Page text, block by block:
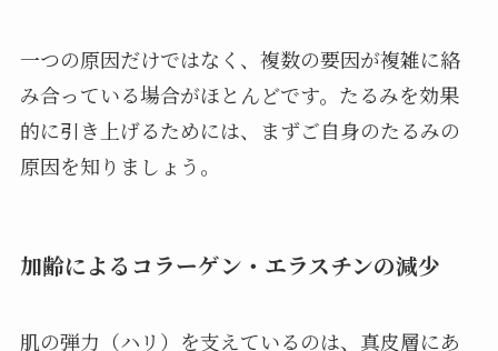
一つの原因だけではなく、複数の要因が複雑に絡
み合っている場合がほとんどです。たるみを効果
的に引き上げるためには、まずご自身のたるみの
原因を知りましょう。
加齢によるコラーゲン・エラスチンの減少
肌の弾力（ハリ）を支えているのは、真皮層にあ